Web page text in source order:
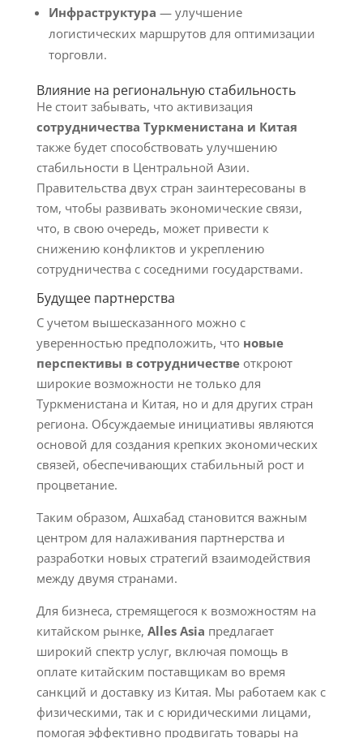
Инфраструктура — улучшение
логистических маршрутов для оптимизации
торговли.
Влияние на региональную стабильность
Не стоит забывать, что активизация
сотрудничества Туркменистана и Китая
также будет способствовать улучшению
стабильности в Центральной Азии.
Правительства двух стран заинтересованы в
том, чтобы развивать экономические связи,
что, в свою очередь, может привести к
снижению конфликтов и укреплению
сотрудничества с соседними государствами.
Будущее партнерства
С учетом вышесказанного можно с
уверенностью предположить, что новые
перспективы в сотрудничествеоткроют
широкие возможности не только для
Туркменистана и Китая, но и для других стран
региона. Обсуждаемые инициативы являются
основой для создания крепких экономических
связей, обеспечивающих стабильный рост и
процветание.
Таким образом, Ашхабад становится важным
центром для налаживания партнерства и
разработки новых стратегий взаимодействия
между двумя странами.
Для бизнеса, стремящегося к возможностям на
китайском рынке, Alles Asia предлагает
широкий спектр услуг, включая помощь в
оплате китайским поставщикам во время
санкций и доставку из Китая. Мы работаем как с
физическими, так и с юридическими лицами,
помогая эффективно продвигать товары на